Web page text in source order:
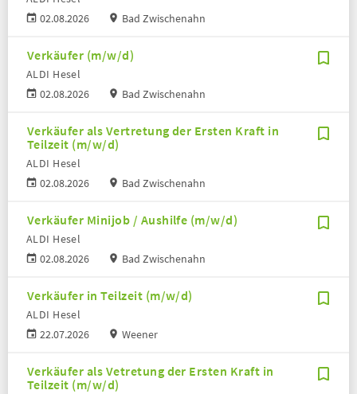
02.08.2026
Bad Zwischenahn
Verkäufer (m/w/d)
02.08.2026
ALDI Hesel
Bad Zwischenahn
Verkäufer als Vertretung der Ersten Kraft in
Teilzeit (m/w/d)
02.08.2026
ALDI Hesel
Bad Zwischenahn
Verkäufer Minijob / Aushilfe (m/w/d)
02.08.2026
ALDI Hesel
Bad Zwischenahn
Verkäufer in Teilzeit (m/w/d)
22.07.2026
ALDI Hesel
Weener
Verkäufer als Vetretung der Ersten Kraft in
Teilzeit (m/w/d)